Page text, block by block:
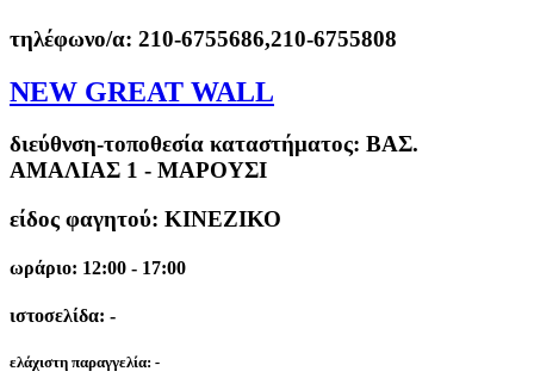
τηλέφωνο/α: 210-6755686,210-6755808
NEW GREAT WALL
διεύθνση-τοποθεσία καταστήματος: ΒΑΣ.
ΑΜΑΛΙΑΣ 1 - ΜΑΡΟΥΣΙ
είδος φαγητού: ΚΙΝΕΖΙΚΟ
ωράριο: 12:00 - 17:00
ιστοσελίδα: -
ελάχιστη παραγγελία: -